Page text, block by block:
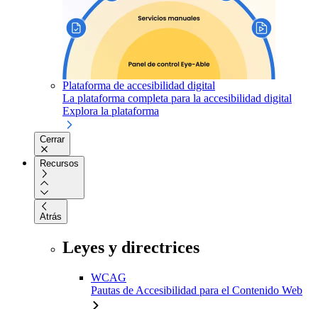
Plataforma de accesibilidad digital
La plataforma completa para la accesibilidad digital
Explora la plataforma
Cerrar
Recursos
Atrás
Leyes y directrices
WCAG
Pautas de Accesibilidad para el Contenido Web